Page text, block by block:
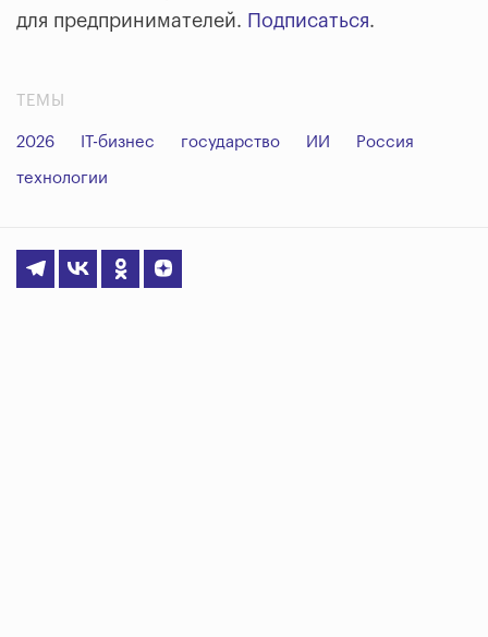
для предпринимателей. Подписаться.
ТЕМЫ
2026 IT-бизнес государство ИИ Россия
технологии